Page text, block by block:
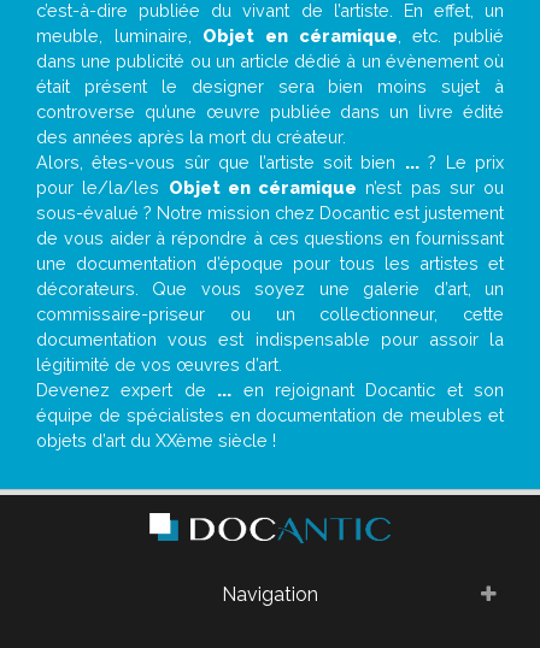
c’est-à-dire publiée du vivant de l’artiste. En effet, un
meuble, luminaire, Objet en céramique , etc. publié
dans une publicité ou un article dédié à un évènement où
était présent le designer sera bien moins sujet à
controverse qu’une œuvre publiée dans un livre édité
des années après la mort du créateur.
Alors, êtes-vous sûr que l’artiste soit bien ...? Le prix
pour le/la/les Objet en céramique n’est pas sur ou
sous-évalué ? Notre mission chez Docantic est justement
de vous aider à répondre à ces questions en fournissant
une documentation d’époque pour tous les artistes et
décorateurs. Que vous soyez une galerie d’art, un
commissaire-priseur ou un collectionneur, cette
documentation vous est indispensable pour assoir la
légitimité de vos œuvres d’art.
Devenez expert de ... en rejoignant Docantic et son
équipe de spécialistes en documentation de meubles et
objets d’art du XXème siècle !
Navigation